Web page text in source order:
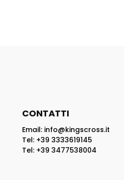
CONTATTI
Email: info@kingscross.it
Tel: +39 3333619145
Tel: +39 3477538004